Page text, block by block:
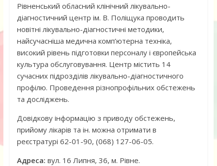
Рівненський обласний клінічний лікувально-
діагностичний центр ім. В. Поліщука проводить
новітні лікувально-діагностичні методики,
найсучасніша медична комп’ютерна техніка,
високий рівень підготовки персоналу і європейська
культура обслуговування. Центр містить 14
сучасних підрозділів лікувально-діагностичного
профілю. Проведення різнопрофільних обстежень
та досліджень.
Довідкову інформацію з приводу обстежень,
прийому лікарів та ін. можна отримати в
реєстратурі 62-01-90, (068) 127-06-05.
Адреса: вул. 16 Липня, 36, м. Рівне.